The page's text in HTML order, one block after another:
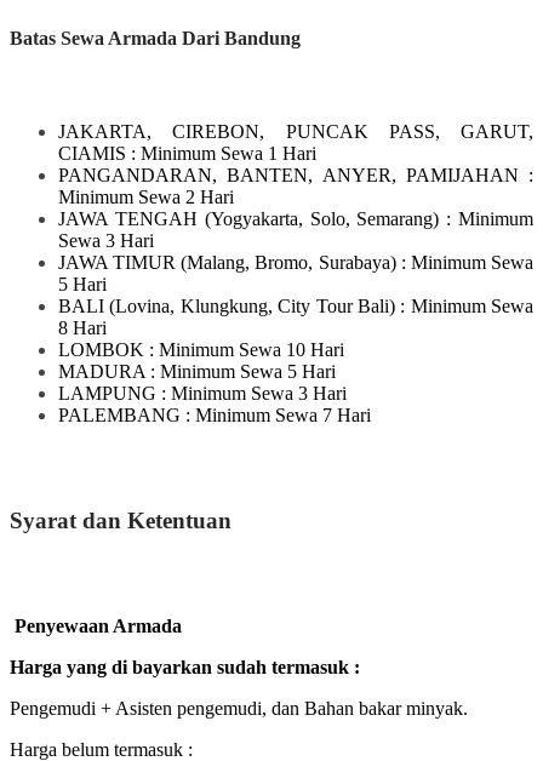
Batas Sewa Armada Dari Bandung
JAKARTA, CIREBON, PUNCAK PASS, GARUT,
CIAMIS : Minimum Sewa 1 Hari
PANGANDARAN, BANTEN, ANYER, PAMIJAHAN :
Minimum Sewa 2 Hari
JAWA TENGAH (Yogyakarta, Solo, Semarang) : Minimum
Sewa 3 Hari
JAWA TIMUR(Malang, Bromo, Surabaya) : Minimum Sewa
5 Hari
BALI (Lovina, Klungkung, City Tour Bali) : Minimum Sewa
8 Hari
LOMBOK : Minimum Sewa 10 Hari
MADURA : Minimum Sewa 5 Hari
LAMPUNG : Minimum Sewa 3 Hari
PALEMBANG : Minimum Sewa 7 Hari
Syarat dan Ketentuan
Penyewaan Armada
Harga yang di bayarkan sudah termasuk :
Pengemudi + Asisten pengemudi, dan Bahan bakar minyak.
Harga belum termasuk :